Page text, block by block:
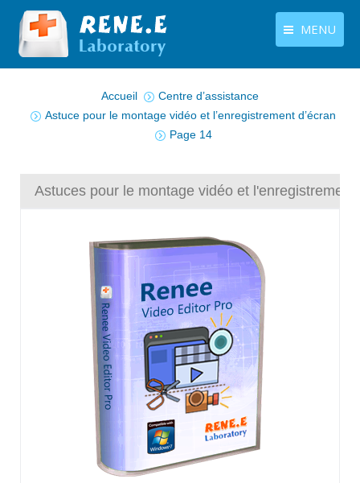
MENU
Centre de téléchargement
Tutoriels
Accueil
Centre d’assistance
Astuce pour le montage vidéo et l’enregistrement d’écran
Page 14
Astuces pour le montage vidéo et l'enregistrement